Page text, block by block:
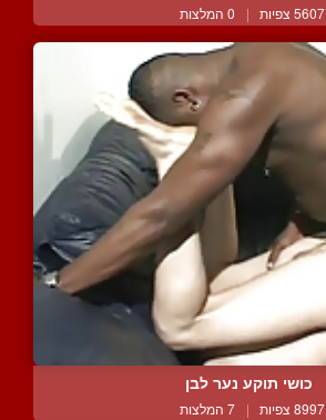
5607 צפיות | 0 המלצות
כושי תוקע נער לבן
8997 צפיות | 7 המלצות